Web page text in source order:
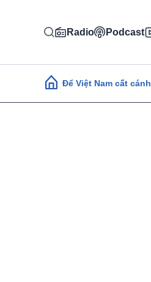
Radio Podcast
Main navigation
Để Việt Nam cất cánh